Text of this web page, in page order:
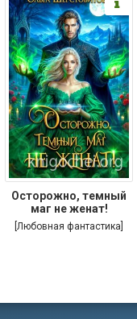
Осторожно, темный
маг не женат!
[Любовная фантастика]